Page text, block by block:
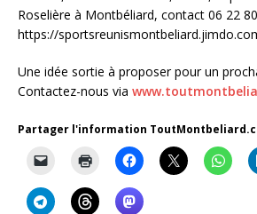
Roselière à Montbéliard, contact 06 22
https://
Une idée sortie à proposer pour un
Contactez-nous via
Partager l'information